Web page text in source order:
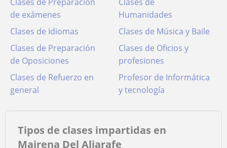
de exámenes
Humanidades
Clases de Idiomas
Clases de Música y Baile
Clases de Preparación
de Oposiciones
Clases de Oficios y
profesiones
Clases de Refuerzo en
general
Profesor de Informática
y tecnología
Tipos de clases impartidas en
Mairena Del Aljarafe